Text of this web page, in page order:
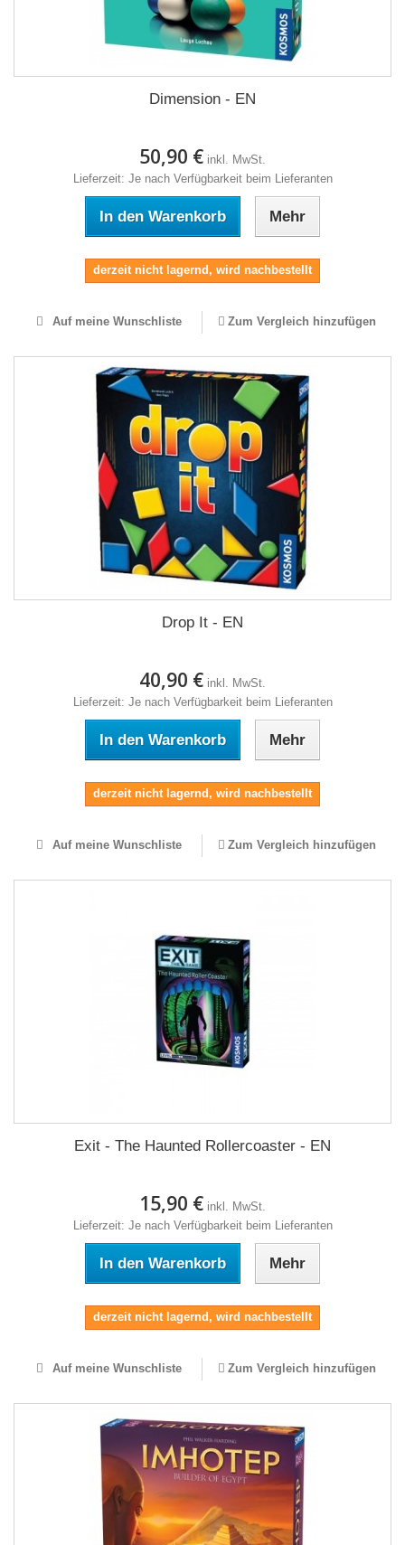
Dimension - EN
50,90 € inkl. MwSt.
Lieferzeit: Je nach Verfügbarkeit beim Lieferanten
In den Warenkorb Mehr
derzeit nicht lagernd, wird nachbestellt
Auf meine Wunschliste Zum Vergleich hinzufügen
Drop It - EN
40,90 € inkl. MwSt.
Lieferzeit: Je nach Verfügbarkeit beim Lieferanten
In den Warenkorb Mehr
derzeit nicht lagernd, wird nachbestellt
Auf meine Wunschliste Zum Vergleich hinzufügen
Exit - The Haunted Rollercoaster - EN
15,90 € inkl. MwSt.
Lieferzeit: Je nach Verfügbarkeit beim Lieferanten
In den Warenkorb Mehr
derzeit nicht lagernd, wird nachbestellt
Auf meine Wunschliste Zum Vergleich hinzufügen